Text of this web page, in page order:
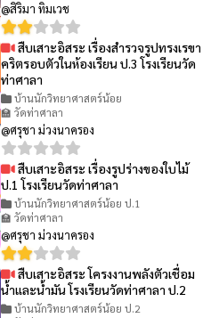
@สิริมา ทิมเวช
สืบเสาะอิสระ เรื่องสำรวจรูปทรงเรขา
คริตรอบตัวในห้องเรียน ป.3 โรงเรียนวัด
ท่าศาลา
บ้านนักวิทยาศาสตร์น้อย
🏫 วัดท่าศาลา
@ศรุชา ม่วงนาครอง
สืบเสาะอิสระ เรื่องรูปร่างของใบไม้
ป.1 โรงเรียนวัดท่าศาลา
บ้านนักวิทยาศาสตร์น้อย ป.1
🏫 วัดท่าศาลา
@ศรุชา ม่วงนาครอง
สืบเสาะอิสระ โครงงานพลังตัวเชื่อม
น้ำและน้ำมัน โรงเรียนวัดท่าศาลา ป.2
บ้านนักวิทยาศาสตร์น้อย ป.2